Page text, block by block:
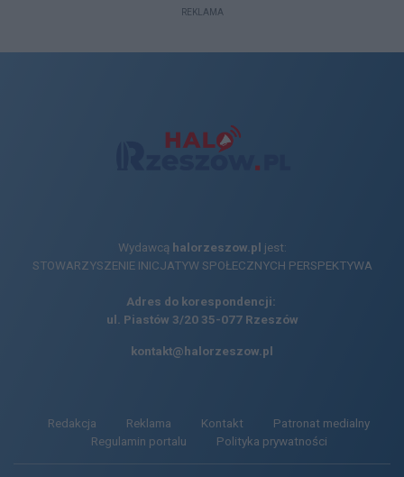
REKLAMA
Wydawcą halorzeszow.pl jest:
STOWARZYSZENIE INICJATYW SPOŁECZNYCH PERSPEKTYWA
Adres do korespondencji:
ul. Piastów 3/20 35-077 Rzeszów
kontakt@halorzeszow.pl
Redakcja Reklama Kontakt
Patronat medialny
Regulamin portalu
Polityka prywatności